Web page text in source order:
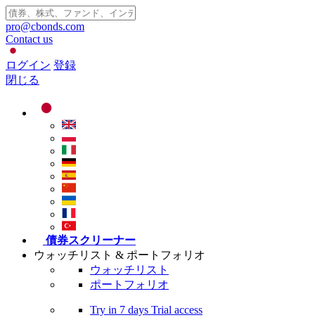
pro@cbonds.com
Contact us
ログイン 登録
閉じる
債券スクリーナー
ウォッチリスト & ポートフォリオ
ウォッチリスト
ポートフォリオ
Try in 7 days Trial access